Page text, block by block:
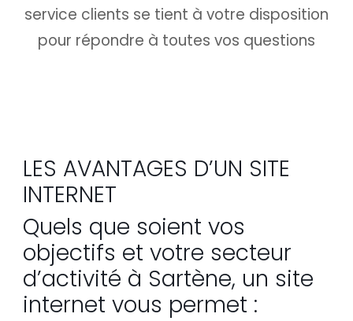
service clients se tient à votre disposition
pour répondre à toutes vos questions
LES AVANTAGES D’UN SITE
INTERNET
Quels que soient vos
objectifs et votre secteur
d’activité à Sartène, un site
internet vous permet :